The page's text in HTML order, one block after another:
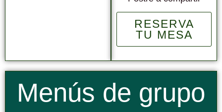
RESERVA
TU MESA
Menús de grupo